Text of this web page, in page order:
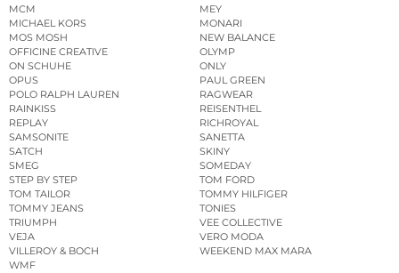
MCM
MEY
MICHAEL KORS
MONARI
MOS MOSH
NEW BALANCE
OFFICINE CREATIVE
OLYMP
ON SCHUHE
ONLY
OPUS
PAUL GREEN
POLO RALPH LAUREN
RAGWEAR
RAINKISS
REISENTHEL
REPLAY
RICHROYAL
SAMSONITE
SANETTA
SATCH
SKINY
SMEG
SOMEDAY
STEP BY STEP
TOM FORD
TOM TAILOR
TOMMY HILFIGER
TOMMY JEANS
TONIES
TRIUMPH
VEE COLLECTIVE
VEJA
VERO MODA
VILLEROY & BOCH
WEEKEND MAX MARA
WMF